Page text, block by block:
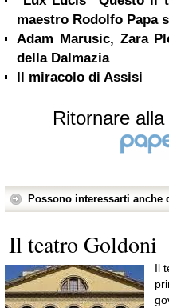
maestro Rodolfo Papa
Adam Marusic, Zara
della Dalmazia
Il miracolo di Assisi
Ritornare
Possono interessarti anche
Il teatro Goldoni
Il